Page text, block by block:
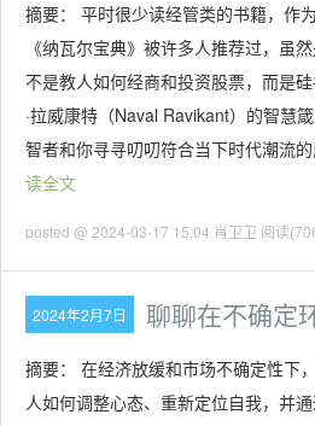
摘要： 平时很少读经管类的书籍，作
《纳瓦尔宝典》被许多人推荐过，虽
不是教人如何经商和投资股票，而是
·拉威康特（Naval Ravikant）的智慧
智者和你寻寻叨叨符合当下时代潮流
读全文
posted @ 2024-03-17 15:04 肖卫卫 阅读
2024年2月7日 聊聊在不确定
摘要： 在经济放缓和市场不确定性下
人如何调整心态、重新定位自我，并